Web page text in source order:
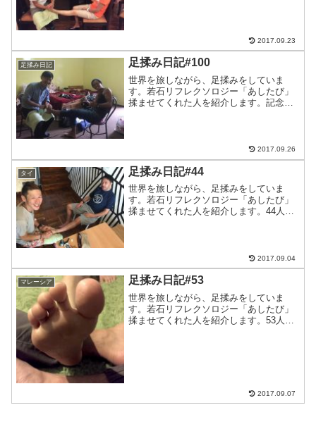
で出会ったら是非足を揉ませ... 2017.09.23
足揉み日記 足揉み日記#100
世界を旅しながら、足揉みをしていま
す。若石リフレクソロジー「あしたび」
揉ませてくれた人を紹介します。記念す
2017.09.26
タイ 足揉み日記#44
世界を旅しながら、足揉みをしていま
す。若石リフレクソロジー「あしたび」
揉ませてくれた人を紹介します。44人目
2017.09.04
マレーシア 足揉み日記#53
世界を旅しながら、足揉みをしていま
す。若石リフレクソロジー「あしたび」
揉ませてくれた人を紹介します。53人目
2017.09.07